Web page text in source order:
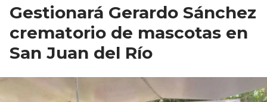
Gestionará Gerardo Sánchez
crematorio de mascotas en
San Juan del Río